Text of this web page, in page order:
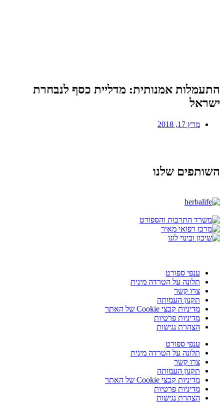
התעמלות אמנותית: מדליית כסף לנבחרת
ישראל
מרץ 17, 2018
השותפים שלנו
ענפי ספורט
תלונה על הטרדה מינית
צרו קשר
תקנון העמותה
מדיניות קבצי Cookie של האתר
מדיניות פרטיות
הצהרת נגישות
ענפי ספורט
תלונה על הטרדה מינית
צרו קשר
תקנון העמותה
מדיניות קבצי Cookie של האתר
מדיניות פרטיות
הצהרת נגישות